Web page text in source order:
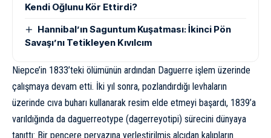
Kendi Oğlunu Kör Ettirdi?
Hannibal’ın Saguntum Kuşatması: İkinci Pön
Savaşı’nı Tetikleyen Kıvılcım
Niepce’in 1833’teki ölümünün ardından Daguerre işlem üzerinde
çalışmaya devam etti. İki yıl sonra, pozlandırdığı levhaların
üzerinde cıva buharı kullanarak resim elde etmeyi başardı, 1839’a
varıldığında da daguerreotype (dagerreyotipi) sürecini dünyaya
tanıttı: Bir pencere pervazına yerleştirilmiş alçıdan kalıpların